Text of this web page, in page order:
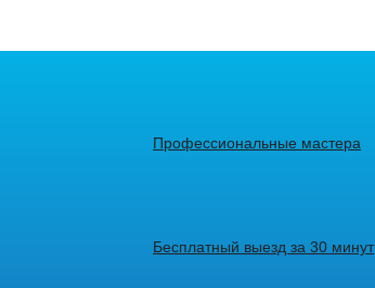
Профессиональные мастера
Бесплатный выезд за 30 минут